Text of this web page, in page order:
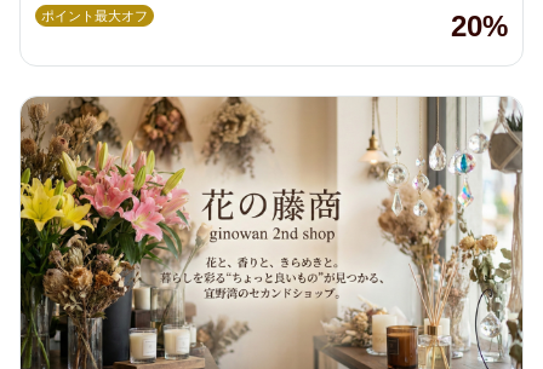
ポイント最大オフ 20%